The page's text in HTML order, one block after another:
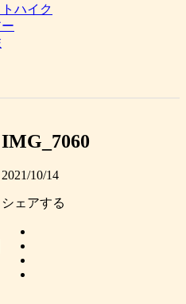
ハイク
IMG_7060
2021/10/14
シェアする